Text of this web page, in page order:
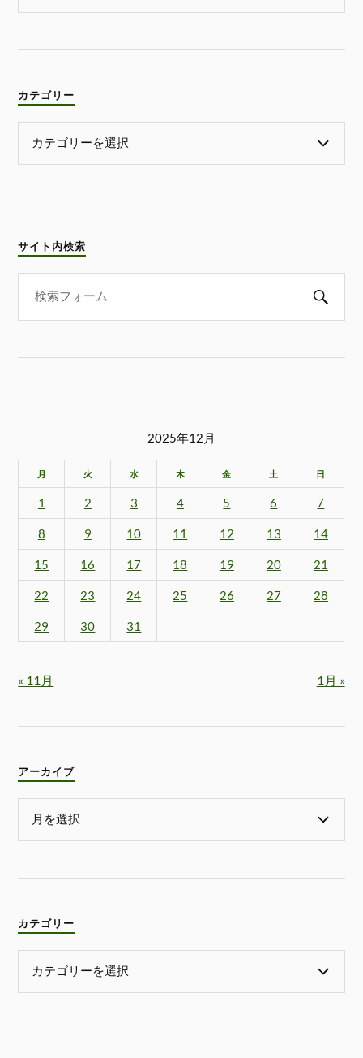
カテゴリー
サイト内検索
2025年12月
月 火 水 木 金 土 日
1 2 3 4 5 6 7
8 9 10 11 12 13 14
15 16 17 18 19 20 21
22 23 24 25 26 27 28
29 30 31
« 11月 1月 »
アーカイブ
カテゴリー